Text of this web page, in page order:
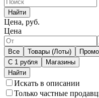
Найти
Цена, руб.
Цена
Все Товары (Лоты)
С 1 рубля
Магазины
Искать в описании
Только частные